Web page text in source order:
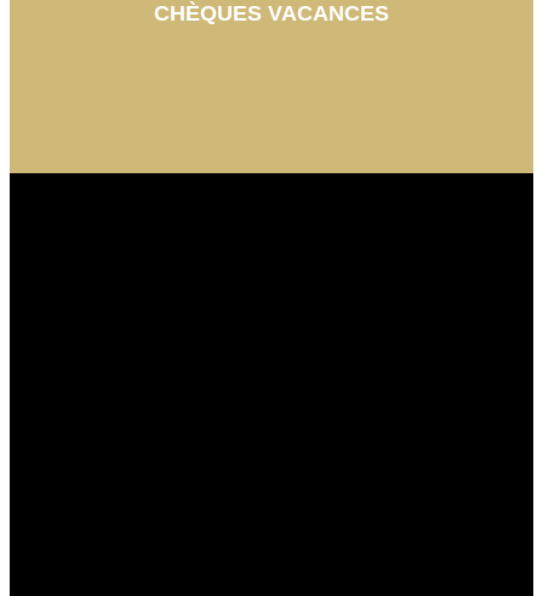
CHÈQUES VACANCES